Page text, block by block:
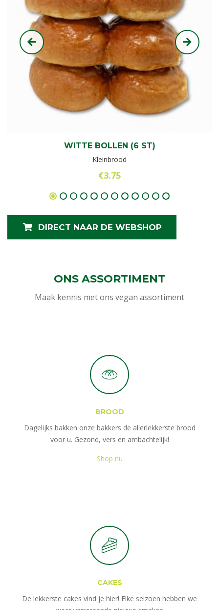
WITTE BOLLEN (6 ST)
Kleinbrood
€3.75
DIRECT NAAR DE WEBSHOP
ONS ASSORTIMENT
Maak kennis met ons vegan assortiment
BROOD
Dagelijks bakken onze bakkers de allerlekkerste brood
voor u. Gezond, vers en ambachtelijk!
Shop nu
CAKES
De lekkerste cakes vind je hier! Elke seizoen hebben we